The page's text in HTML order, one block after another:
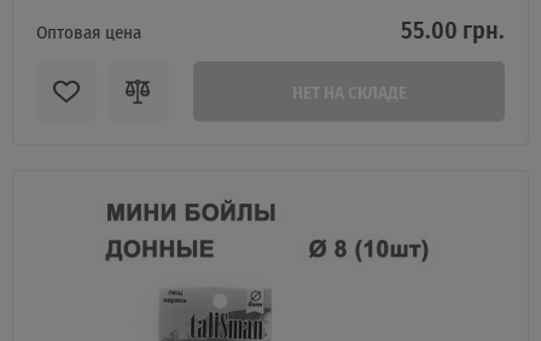
Оптовая цена
55.00 грн.